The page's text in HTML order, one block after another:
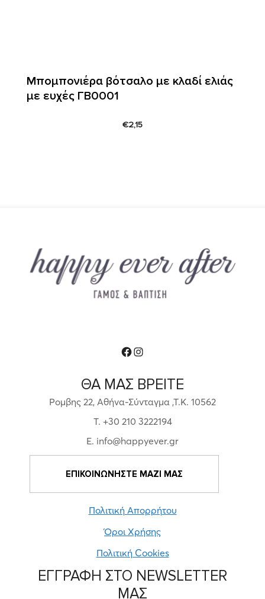
Μπομπονιέρα βότσαλο με κλαδί ελιάς
με ευχές ΓΒ0001
€2,15
ΘΑ ΜΑΣ ΒΡΕΙΤΕ
Ρομβης 22, Αθήνα-Σύνταγμα ,Τ.Κ. 10562
T. +30 210 3222194
E. info@happyever.gr
ΕΠΙΚΟΙΝΩΝΗΣΤΕ ΜΑΖΙ ΜΑΣ
Πολιτική Απορρήτου
Όροι Χρήσης
Πολιτική Cookies
Facebook
Instagram
ΕΓΓΡΑΦΗ ΣΤΟ NEWSLETTER
ΜΑΣ